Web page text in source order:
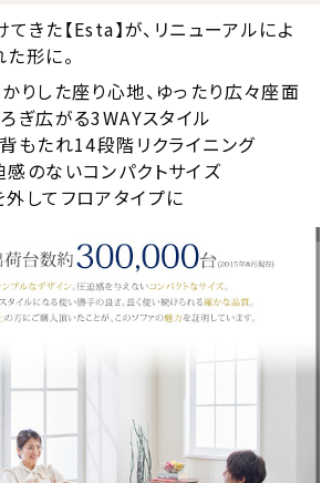
きた【Esta】が、リニューアルによ
形に。
した座り心地、ゆったり広々座面
広がる3WAYスタイル
たれ14段階リクライニング
のないコンパクトサイズ
してフロアタイプに